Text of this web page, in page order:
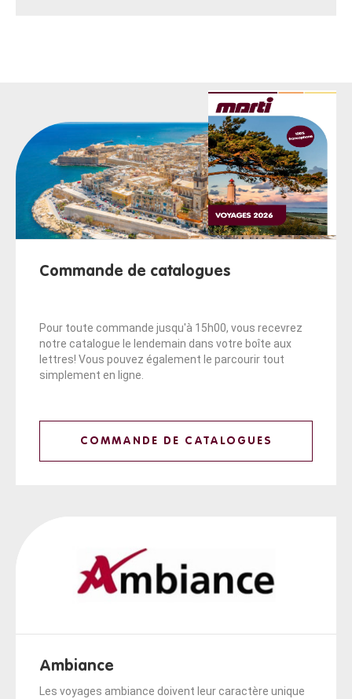
Commande de catalogues
Pour toute commande jusqu'à 15h00, vous recevrez
notre catalogue le lendemain dans votre boîte aux
lettres! Vous pouvez également le parcourir tout
simplement en ligne.
COMMANDE DE CATALOGUES
Ambiance
Les voyages ambiance doivent leur caractère unique